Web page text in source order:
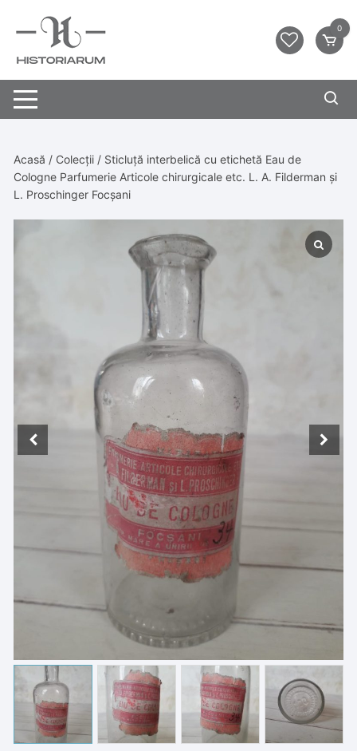
0
Acasă / Colecții / Sticluță interbelică cu etichetă Eau de
Cologne Parfumerie Articole chirurgicale etc. L. A. Filderman și
L. Proschinger Focșani